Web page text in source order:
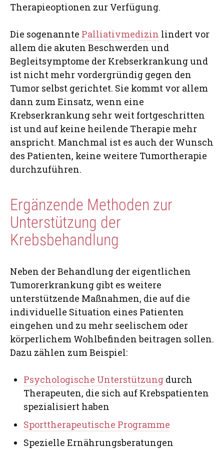
Therapieoptionen zur Verfügung.
Die sogenannte Palliativmedizin lindert vor
allem die akuten Beschwerden und
Begleitsymptome der Krebserkrankung und
ist nicht mehr vordergründig gegen den
Tumor selbst gerichtet. Sie kommt vor allem
dann zum Einsatz, wenn eine
Krebserkrankung sehr weit fortgeschritten
ist und auf keine heilende Therapie mehr
anspricht. Manchmal ist es auch der Wunsch
des Patienten, keine weitere Tumortherapie
durchzuführen.
Ergänzende Methoden zur
Unterstützung der
Krebsbehandlung
Neben der Behandlung der eigentlichen
Tumorerkrankung gibt es weitere
unterstützende Maßnahmen, die auf die
individuelle Situation eines Patienten
eingehen und zu mehr seelischem oder
körperlichem Wohlbefinden beitragen sollen.
Dazu zählen zum Beispiel:
Psychologische Unterstützung durch
Therapeuten, die sich auf Krebspatienten
spezialisiert haben
Sporttherapeutische Programme
Spezielle Ernährungsberatungen